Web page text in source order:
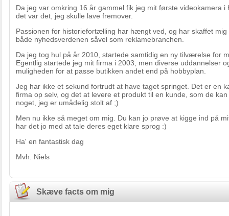
Da jeg var omkring 16 år gammel fik jeg mit første videokamera
det var det, jeg skulle lave fremover.
Passionen for historiefortælling har hængt ved, og har skaffet
både nyhedsverdenen såvel som reklamebranchen.
Da jeg tog hul på år 2010, startede samtidig en ny tilværelse for
Egentlig startede jeg mit firma i 2003, men diverse uddannelser
muligheden for at passe butikken andet end på hobbyplan.
Jeg har ikke et sekund fortrudt at have taget springet. Det er en
firma op selv, og det at levere et produkt til en kunde, som de
noget, jeg er umådelig stolt af ;)
Men nu ikke så meget om mig. Du kan jo prøve at kigge ind på
har det jo med at tale deres eget klare sprog :)
Ha' en fantastisk dag
Mvh. Niels
Skæve facts om mig